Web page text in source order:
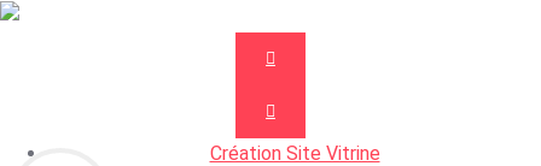
Création Site Vitrine